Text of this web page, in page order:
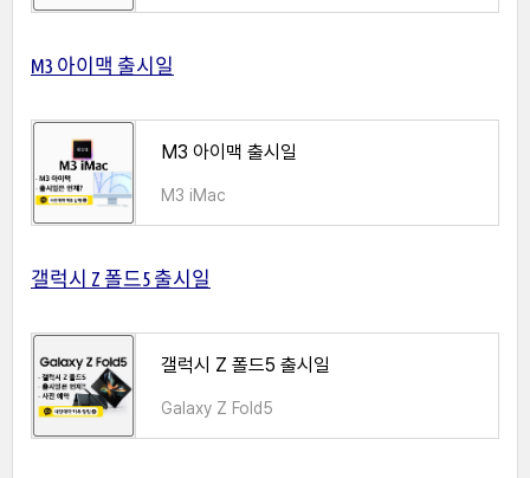
M3 아이맥 출시일
M3 아이맥 출시일
M3 iMac
갤럭시 Z 폴드5 출시일
갤럭시 Z 폴드5 출시일
Galaxy Z Fold5